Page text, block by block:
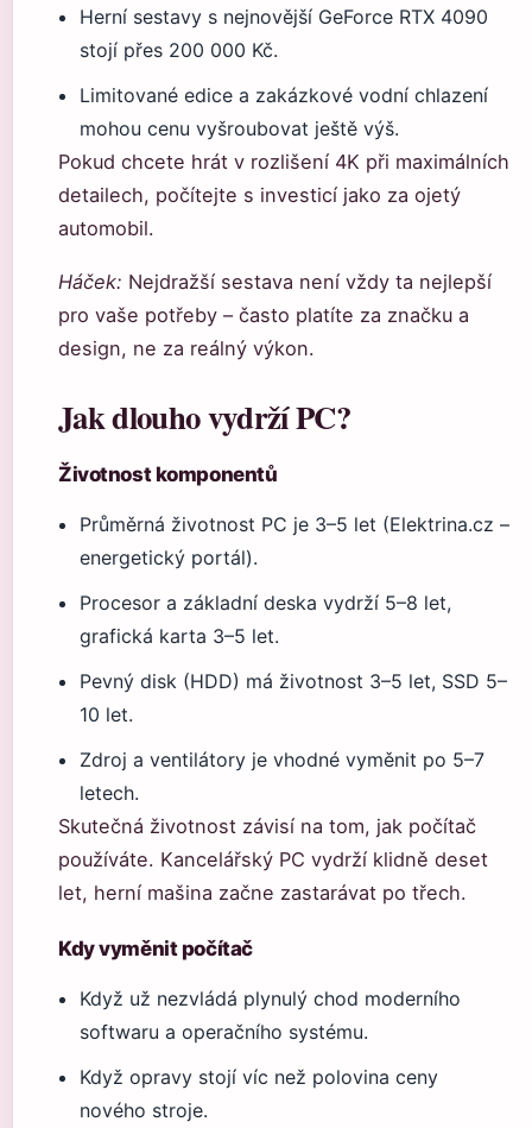
Herní sestavy s nejnovější GeForce RTX 4090
stojí přes 200 000 Kč.
Limitované edice a zakázkové vodní chlazení
mohou cenu vyšroubovat ještě výš.
Pokud chcete hrát v rozlišení 4K při maximálních
detailech, počítejte s investicí jako za ojetý
automobil.
Háček: Nejdražší sestava není vždy ta nejlepší
pro vaše potřeby – často platíte za značku a
design, ne za reálný výkon.
Jak dlouho vydrží PC?
Životnost komponentů
Průměrná životnost PC je 3–5 let (Elektrina.cz –
energetický portál).
Procesor a základní deska vydrží 5–8 let,
grafická karta 3–5 let.
Pevný disk (HDD) má životnost 3–5 let, SSD 5–
10 let.
Zdroj a ventilátory je vhodné vyměnit po 5–7
letech.
Skutečná životnost závisí na tom, jak počítač
používáte. Kancelářský PC vydrží klidně deset
let, herní mašina začne zastarávat po třech.
Kdy vyměnit počítač
Když už nezvládá plynulý chod moderního
softwaru a operačního systému.
Když opravy stojí víc než polovina ceny
nového stroje.